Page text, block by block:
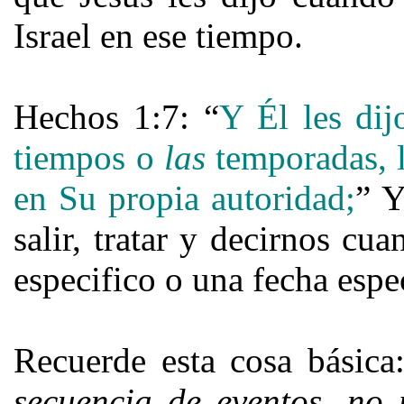
Israel en ese tiempo.
Hechos 1:7: “Y Él les
tiempos o las temporadas,
en Su propia autoridad;”
salir, tratar y decirnos
especifico o una fecha
Recuerde esta cosa